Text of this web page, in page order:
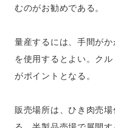
むのがお勧めである。
量産するには、手間が
を使用するとよい。ク
がポイントとなる。
販売場所は、ひき肉売